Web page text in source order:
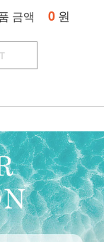
금액 0 원